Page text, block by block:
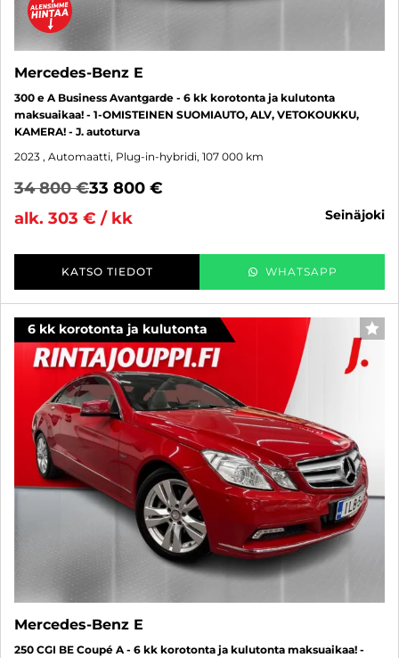
Mercedes-Benz E
300 e A Business Avantgarde - 6 kk korotonta ja kulutonta
maksuaikaa! - 1-OMISTEINEN SUOMIAUTO, ALV, VETOKOUKKU,
KAMERA! - J. autoturva
2023 , Automaatti, Plug-in-hybridi, 107 000 km
34 800 €33 800 €
alk. 303 € / kk
seinäjoki
KATSO TIEDOT WHATSAPP
6 kk korotonta ja kulutonta
Mercedes-Benz E
250 CGI BE Coupé A - 6 kk korotonta ja kulutonta maksuaikaa! -